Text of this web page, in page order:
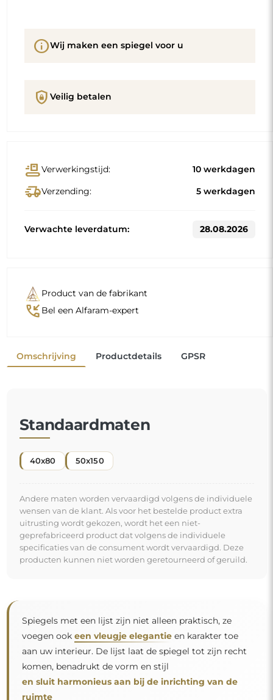
infoWij maken een spiegel voor u
shield_lock Veilig betalen
conveyor_beltVerwerkingstijd: 10 werkdagen
delivery_truck_speedVerzending: 5 werkdagen
Verwachte leverdatum: 28.08.2026
Product van de fabrikant
phone_callback Bel een Alfaram-expert
Omschrijving Productdetails GPSR
Standaardmaten
40x80 50x150
Andere maten worden vervaardigd volgens de individuele
wensen van de klant. Als voor het bestelde product extra
uitrusting wordt gekozen, wordt het een niet-
geprefabriceerd product dat volgens de individuele
specificaties van de consument wordt vervaardigd. Deze
producten kunnen niet worden geretourneerd of geruild.
Spiegels met een lijst zijn niet alleen praktisch, ze
voegen ook een vleugje elegantieen karakter toe
aan uw interieur. De lijst laat de spiegel tot zijn recht
komen, benadrukt de vorm en stijl
en sluit harmonieus aan bij de inrichting van de
ruimte